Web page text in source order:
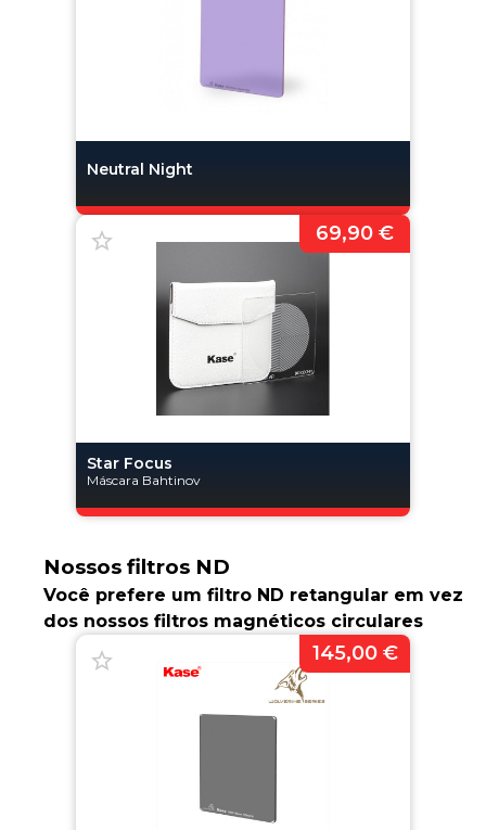
Neutral Night
Star Focus
Máscara Bahtinov
69,90 €
Nossos filtros ND
Você prefere um filtro ND retangular em vez
dos nossos filtros magnéticos circulares
145,00 €